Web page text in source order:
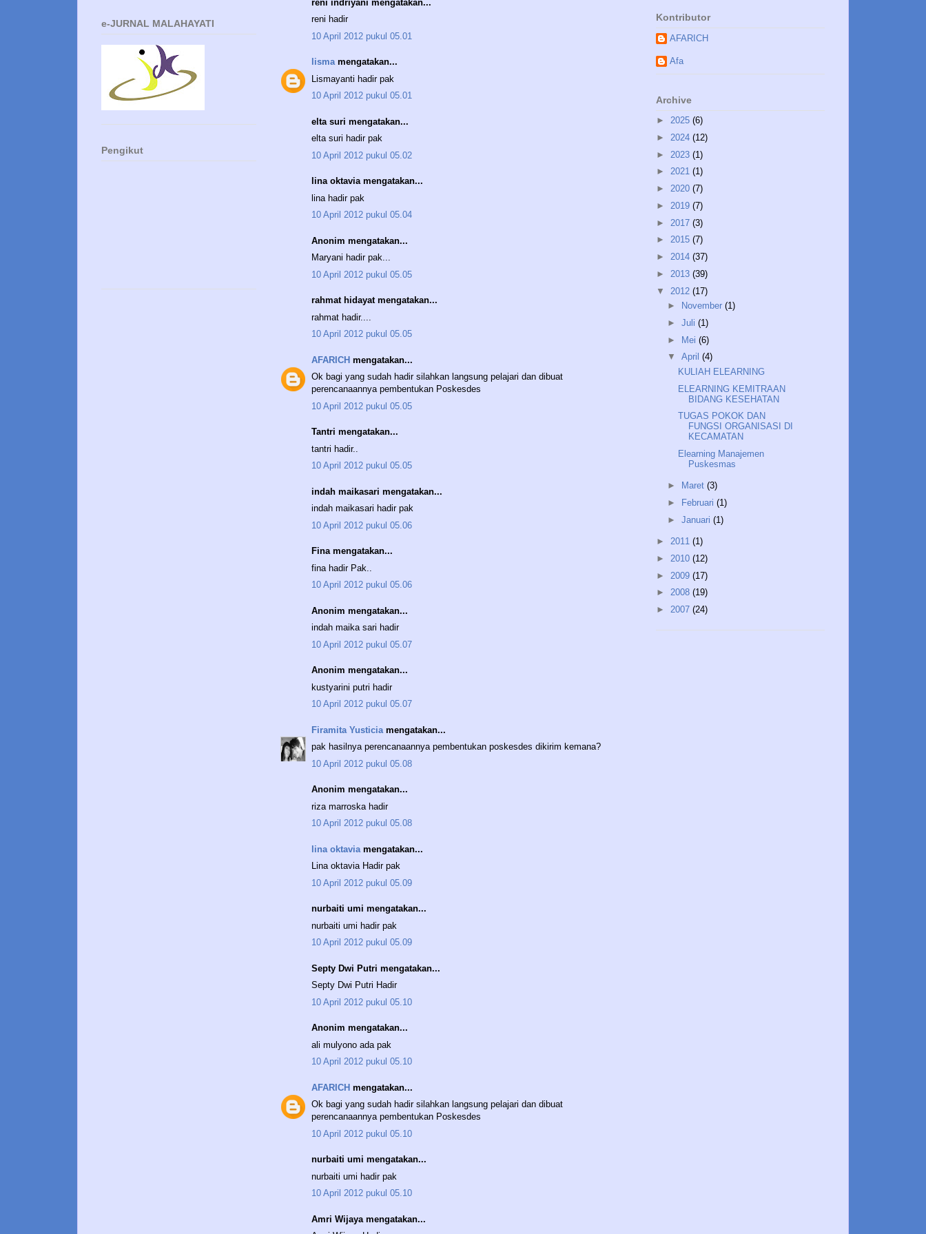
reni indriyani mengatakan...
reni hadir
10 April 2012 pukul 05.01
lismamengatakan...
Lismayanti hadir pak
10 April 2012 pukul 05.01
elta suri mengatakan...
elta suri hadir pak
10 April 2012 pukul 05.02
lina oktavia mengatakan...
lina hadir pak
10 April 2012 pukul 05.04
Anonim mengatakan...
Maryani hadir pak...
10 April 2012 pukul 05.05
rahmat hidayat mengatakan...
rahmat hadir....
10 April 2012 pukul 05.05
AFARICH mengatakan...
Ok bagi yang sudah hadir silahkan langsung pelajari dan dibuat
perencanaannya pembentukan Poskesdes
10 April 2012 pukul 05.05
Tantri mengatakan...
tantri hadir..
10 April 2012 pukul 05.05
indah maikasari mengatakan...
indah maikasari hadir pak
10 April 2012 pukul 05.06
Fina mengatakan...
fina hadir Pak..
10 April 2012 pukul 05.06
Anonim mengatakan...
indah maika sari hadir
10 April 2012 pukul 05.07
Anonim mengatakan...
kustyarini putri hadir
10 April 2012 pukul 05.07
Firamita Yusticia mengatakan...
pak hasilnya perencanaannya pembentukan poskesdes dikirim kemana?
10 April 2012 pukul 05.08
Anonim mengatakan...
riza marroska hadir
10 April 2012 pukul 05.08
lina oktavia mengatakan...
Lina oktavia Hadir pak
10 April 2012 pukul 05.09
nurbaiti umi mengatakan...
nurbaiti umi hadir pak
10 April 2012 pukul 05.09
Septy Dwi Putri mengatakan...
Septy Dwi Putri Hadir
10 April 2012 pukul 05.10
Anonim mengatakan...
ali mulyono ada pak
10 April 2012 pukul 05.10
AFARICH mengatakan...
Ok bagi yang sudah hadir silahkan langsung pelajari dan dibuat
perencanaannya pembentukan Poskesdes
10 April 2012 pukul 05.10
nurbaiti umi mengatakan...
nurbaiti umi hadir pak
10 April 2012 pukul 05.10
Amri Wijaya mengatakan...
e-JURNAL MALAHAYATI
Pengikut
Kontributor
AFARICH
Afa
Archive
► 2025 (6)
► 2024 (12)
► 2023 (1)
► 2021 (1)
► 2020 (7)
► 2019 (7)
► 2017 (3)
► 2015 (7)
► 2014 (37)
► 2013 (39)
▼ 2012 (17)
►
November (1)
► Juli (1)
► Mei (6)
▼ April (4)
KULIAH ELEARNING
ELEARNING KEMITRAAN
BIDANG KESEHATAN
TUGAS POKOK DAN
FUNGSI ORGANISASI DI
KECAMATAN
Elearning Manajemen
Puskesmas
► Maret (3)
►
Februari (1)
► Januari (1)
► 2011 (1)
► 2010 (12)
► 2009 (17)
► 2008 (19)
► 2007 (24)